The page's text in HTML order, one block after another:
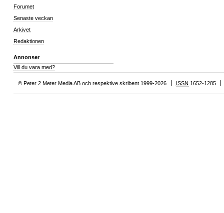
Forumet
Senaste veckan
Arkivet
Redaktionen
Annonser
Vill du vara med?
© Peter 2 Meter Media AB och respektive skribent 1999-2026 ISSN 1652-1285